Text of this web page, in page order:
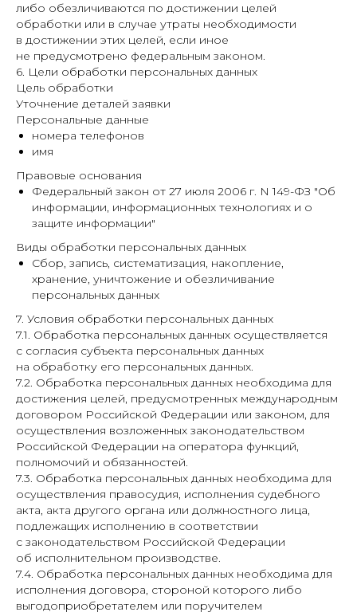
либо обезличиваются по достижении целей
обработки или в случае утраты необходимости
в достижении этих целей, если иное
не предусмотрено федеральным законом.
6. Цели обработки персональных данных
Цель обработки
Уточнение деталей заявки
Персональные данные
номера телефонов
имя
Правовые основания
Федеральный закон от 27 июля 2006 г. N 149-ФЗ "Об
информации, информационных технологиях и о
защите информации"
Виды обработки персональных данных
Сбор, запись, систематизация, накопление,
хранение, уничтожение и обезличивание
персональных данных
7. Условия обработки персональных данных
7.1. Обработка персональных данных осуществляется
с согласия субъекта персональных данных
на обработку его персональных данных.
7.2. Обработка персональных данных необходима для
достижения целей, предусмотренных международным
договором Российской Федерации или законом, для
осуществления возложенных законодательством
Российской Федерации на оператора функций,
полномочий и обязанностей.
7.3. Обработка персональных данных необходима для
осуществления правосудия, исполнения судебного
акта, акта другого органа или должностного лица,
подлежащих исполнению в соответствии
с законодательством Российской Федерации
об исполнительном производстве.
7.4. Обработка персональных данных необходима для
исполнения договора, стороной которого либо
выгодоприобретателем или поручителем